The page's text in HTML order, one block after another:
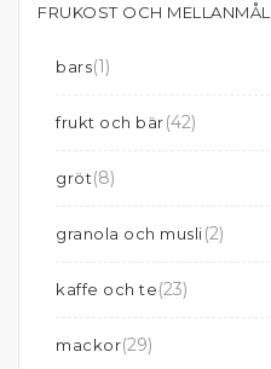
FRUKOST OCH MELLANMÅL
bars(1)
frukt och bär(42)
gröt(8)
granola och musli(2)
kaffe och te(23)
mackor(29)